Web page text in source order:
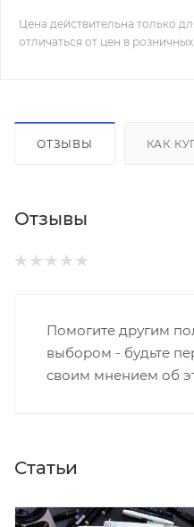
Цена действительна только
отличаться от цен в
ОТЗЫВЫ КАК
Отзывы
Помогите другим
выбором - будьте
своим мнением об
Статьи